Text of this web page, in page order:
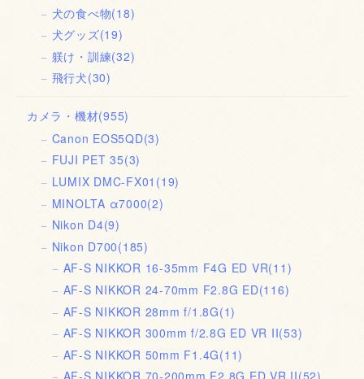
犬の食べ物(18)
犬グッズ(19)
躾け・訓練(32)
飛行犬(30)
カメラ・機材(955)
Canon EOS5QD(3)
FUJI PET 35(3)
LUMIX DMC-FX01 (19)
MINOLTA α7000(2)
Nikon D4(9)
Nikon D700(185)
AF-S NIKKOR 16-35mm F4G ED VR(11)
AF-S NIKKOR 24-70mm F2.8G ED(116)
AF-S NIKKOR 28mm f/1.8G(1)
AF-S NIKKOR 300mm f/2.8G ED VR II(53)
AF-S NIKKOR 50mm F1.4G(11)